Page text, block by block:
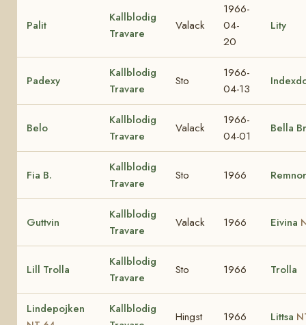
Palit
Kallblodig
Travare
Valack
1966-
04-
20
Lity
Padexy
Kallblodig
Travare
Sto
1966-
04-13
Belo
Kallblodig
Travare
Valack
1966-
04-01
Bella
Fia B.
Kallblodig
Travare
Sto 1966
Guttvin
Kallblodig
Travare
Valack 1966 Eivina
Lill Trolla
Kallblodig
Travare
Sto 1966 Trolla
Lindepojken
Kallblodig
Hingst 1966 Littsa